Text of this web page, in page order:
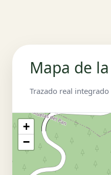
Mapa de
Trazado real
+
−